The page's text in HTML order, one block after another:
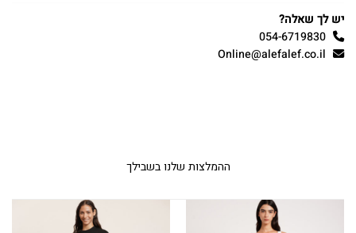
יש לך שאלה?
054-6719830
Online@alefalef.co.il
ההמלצות שלנו בשבילך